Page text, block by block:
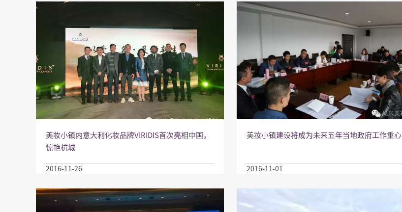
美妆小镇内意大利化妆品牌VIRIDIS首次亮相中国，
惊艳杭城
2016-11-26
美妆小镇建设将成为未来五年当地政府工作重心
2016-11-01